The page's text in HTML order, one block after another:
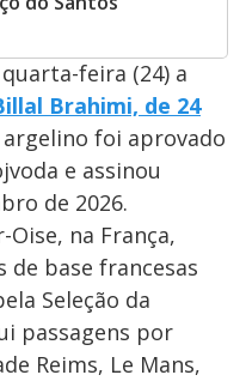
feira (24) a
Brahimi, de 24
foi aprovado
e assinou
de 2026.
na França,
de base francesas
Seleção da
passagens por
Reims, Le Mans,